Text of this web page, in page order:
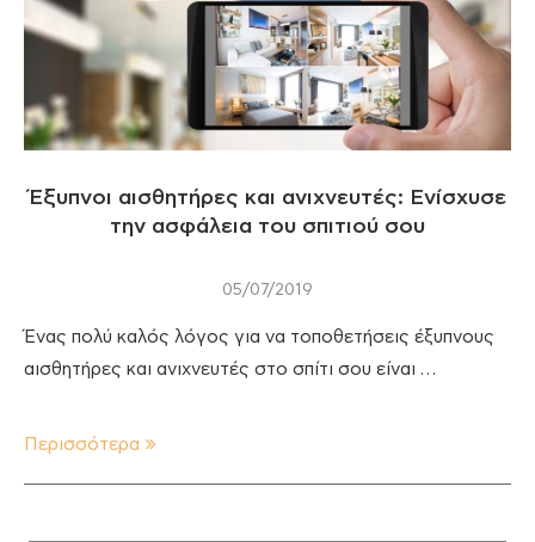
Έξυπνοι αισθητήρες και ανιχνευτές: Ενίσχυσε
την ασφάλεια του σπιτιού σου
05/07/2019
Ένας πολύ καλός λόγος για να τοποθετήσεις έξυπνους
αισθητήρες και ανιχνευτές στο σπίτι σου είναι …
Περισσότερα